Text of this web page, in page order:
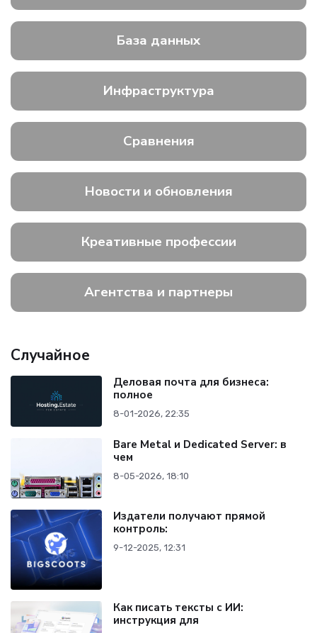
База данных
Инфраструктура
Сравнения
Новости и обновления
Креативные профессии
Агентства и партнеры
Случайное
Деловая почта для бизнеса:
полное
8-01-2026, 22:35
Bare Metal и Dedicated Server: в
чем
8-05-2026, 18:10
Издатели получают прямой
контроль:
9-12-2025, 12:31
Как писать тексты с ИИ:
инструкция для